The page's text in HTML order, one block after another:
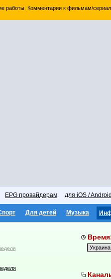
работы. Комментарии к фильмам/
EPG провайдерам для iOS /
Для детей Музыка